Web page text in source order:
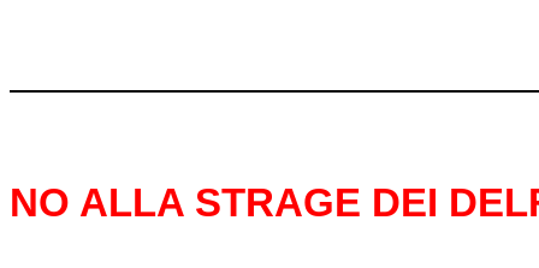
NO ALLA STRAGE DEI